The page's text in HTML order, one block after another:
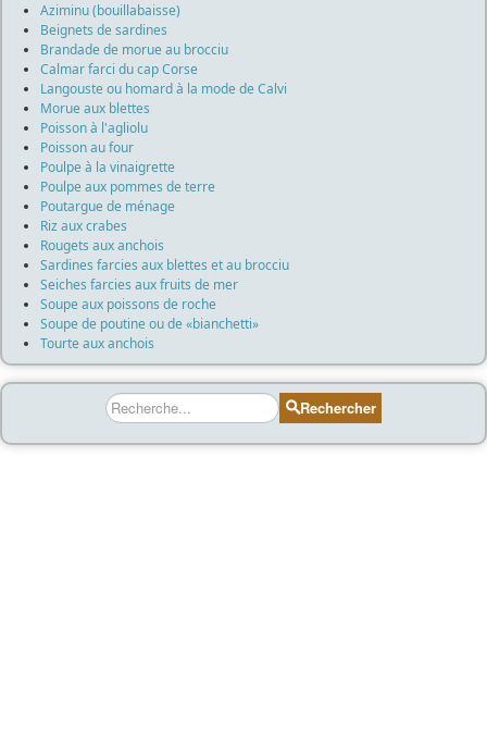
Aziminu (bouillabaisse)
Beignets de sardines
Brandade de morue au brocciu
Calmar farci du cap Corse
Langouste ou homard à la mode de Calvi
Morue aux blettes
Poisson à l'agliolu
Poisson au four
Poulpe à la vinaigrette
Poulpe aux pommes de terre
Poutargue de ménage
Riz aux crabes
Rougets aux anchois
Sardines farcies aux blettes et au brocciu
Seiches farcies aux fruits de mer
Soupe aux poissons de roche
Soupe de poutine ou de «bianchetti»
Tourte aux anchois
Rechercher Rechercher